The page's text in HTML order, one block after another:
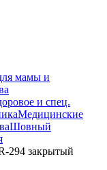
мамы и
и спец.
Медицинские
Шовный
294 закрытый